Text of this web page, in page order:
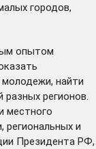
городов,
опытом
найти
регионов.
местного
региональных и
Президента РФ,